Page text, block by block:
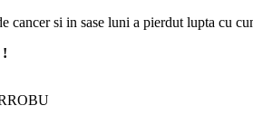
cancer si in sase luni a pierdut lupta cu